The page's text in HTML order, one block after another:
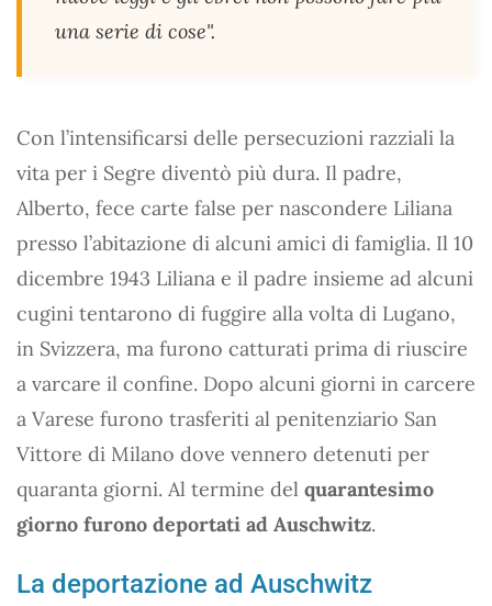
una serie di cose".
Con l’intensificarsi delle persecuzioni razziali la
vita per i Segre diventò più dura. Il padre,
Alberto, fece carte false per nascondere Liliana
presso l’abitazione di alcuni amici di famiglia. Il 10
dicembre 1943 Liliana e il padre insieme ad alcuni
cugini tentarono di fuggire alla volta di Lugano,
in Svizzera, ma furono catturati prima di riuscire
a varcare il confine. Dopo alcuni giorni in carcere
a Varese furono trasferiti al penitenziario San
Vittore di Milano dove vennero detenuti per
quaranta giorni. Al termine del quarantesimo
giorno furono deportati ad Auschwitz.
La deportazione ad Auschwitz